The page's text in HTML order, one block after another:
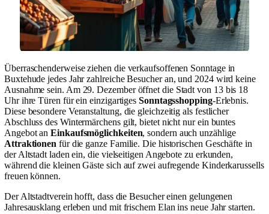
Überraschenderweise ziehen die verkaufsoffenen Sonntage in
Buxtehude jedes Jahr zahlreiche Besucher an, und 2024 wird keine
Ausnahme sein. Am 29. Dezember öffnet die Stadt von 13 bis 18
Uhr ihre Türen für ein einzigartigesSonntagsshopping-Erlebnis.
Diese besondere Veranstaltung, die gleichzeitig als festlicher
Abschluss des Wintermärchens gilt, bietet nicht nur ein buntes
Angebot anEinkaufsmöglichkeiten, sondern auch unzählige
Attraktionen für die ganze Familie. Die historischen Geschäfte in
der Altstadt laden ein, die vielseitigen Angebote zu erkunden,
während die kleinen Gäste sich auf zwei aufregende Kinderkarussells
freuen können.
Der Altstadtverein hofft, dass die Besucher einen gelungenen
Jahresausklang erleben und mit frischem Elan ins neue Jahr starten.